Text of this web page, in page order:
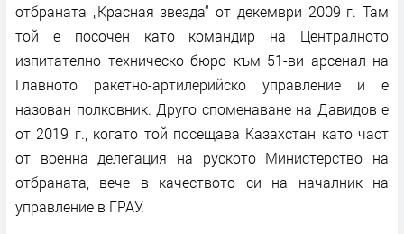
отбраната „Красная звезда“ от декември 2009 г. Там
той е посочен като командир на Централното
изпитателно техническо бюро към 51-ви арсенал на
Главното ракетно-артилерийско управление и е
назован полковник. Друго споменаване на Давидов е
от 2019 г., когато той посещава Казахстан като част
от военна делегация на руското Министерство на
отбраната, вече в качеството си на началник на
управление в ГРАУ.